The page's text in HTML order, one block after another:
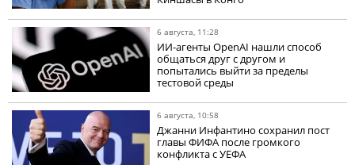
6 августа, 11:28
ИИ-агенты OpenAI нашли способ
общаться друг с другом и
попытались выйти за пределы
тестовой среды
6 августа, 10:58
Джанни Инфантино сохранил пост
главы ФИФА после громкого
конфликта с УЕФА